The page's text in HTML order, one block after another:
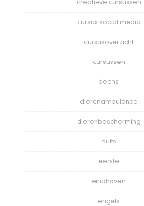
creatieve cursussen
cursus social media
cursusoverzicht
cursussen
deens
dierenambulance
dierenbescherming
duits
eerste
eindhoven
engels